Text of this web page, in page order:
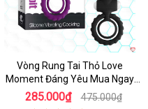
Vòng Rung Tai Thỏ Love
Moment Đáng Yêu Mua Ngay
Giá Tốt
285.000₫ 475.000₫